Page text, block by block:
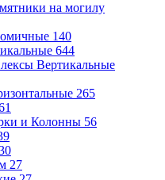
на могилу
140
644
Вертикальные
265
и Колонны 56
27